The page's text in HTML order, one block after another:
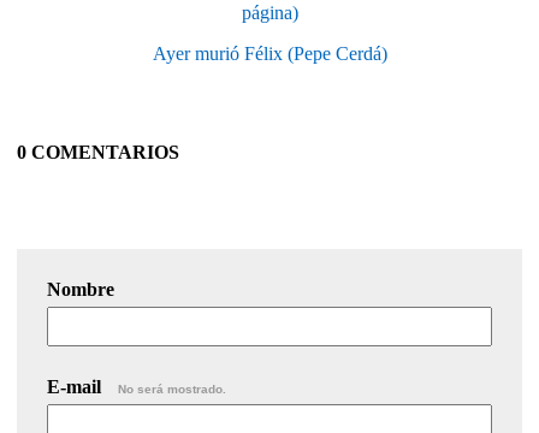
página)
Ayer murió Félix (Pepe Cerdá)
0 COMENTARIOS
Nombre
E-mail No será mostrado.